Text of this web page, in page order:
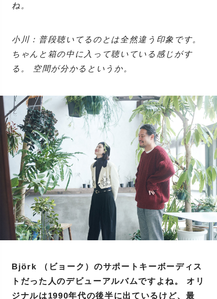
ね。
小川：普段聴いてるのとは全然違う印象です。
ちゃんと箱の中に入って聴いている感じがす
る。 空間が分かるというか。
Björk （ビョーク）のサポートキーボーディス
トだった人のデビューアルバムですよね。 オリ
ジナルは1990年代の後半に出ているけど、最